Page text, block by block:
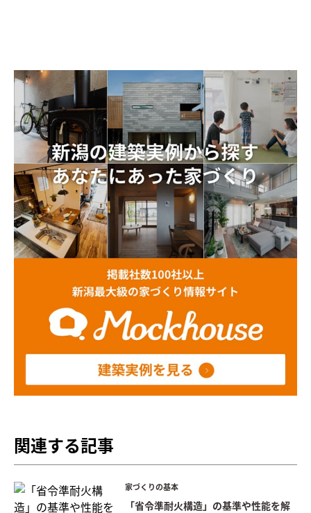
関連する記事
家づくりの基本
「省令準耐火構造」の基準や性能を解